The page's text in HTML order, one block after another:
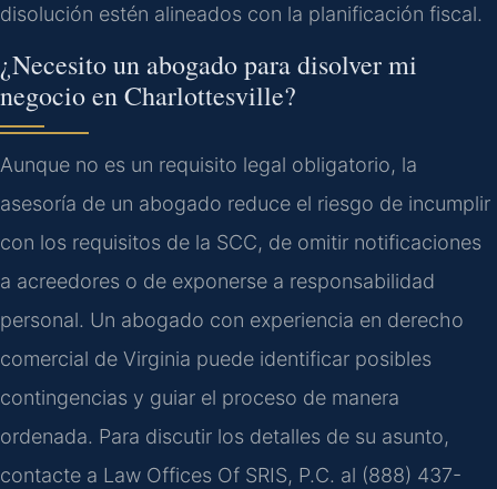
disolución estén alineados con la planificación fiscal.
¿Necesito un abogado para disolver mi
negocio en Charlottesville?
Aunque no es un requisito legal obligatorio, la
asesoría de un abogado reduce el riesgo de incumplir
con los requisitos de la SCC, de omitir notificaciones
a acreedores o de exponerse a responsabilidad
personal. Un abogado con experiencia en derecho
comercial de Virginia puede identificar posibles
contingencias y guiar el proceso de manera
ordenada. Para discutir los detalles de su asunto,
contacte a Law Offices Of SRIS, P.C. al (888) 437-